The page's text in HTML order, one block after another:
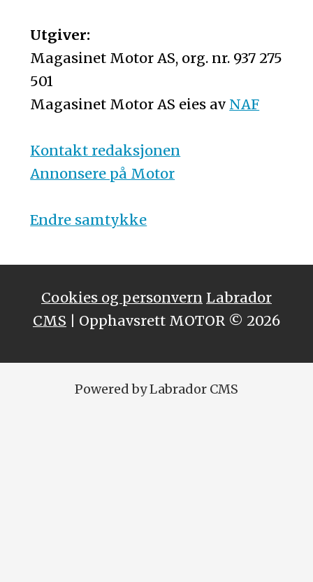
Utgiver:
Magasinet Motor AS, org. nr. 937 275
501
Magasinet Motor AS eies av NAF
Kontakt redaksjonen
Annonsere på Motor
Endre samtykke
Cookies og personvern Labrador
CMS | Opphavsrett MOTOR © 2026
Powered by Labrador CMS